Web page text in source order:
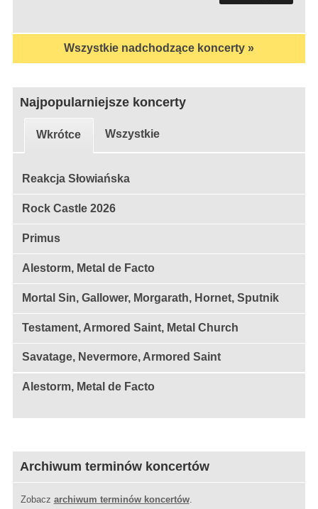
Wszystkie nadchodzące koncerty »
Najpopularniejsze koncerty
Wkrótce Wszystkie
Reakcja Słowiańska
Rock Castle 2026
Primus
Alestorm, Metal de Facto
Mortal Sin, Gallower, Morgarath, Hornet, Sputnik
Testament, Armored Saint, Metal Church
Savatage, Nevermore, Armored Saint
Alestorm, Metal de Facto
Archiwum terminów koncertów
Zobacz archiwum terminów koncertów.